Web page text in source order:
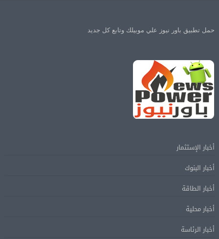
حمل تطبيق باور نيوز علي موبيلك وتابع كل جديد
أخبار الإستثمار
أخبار البنوك
أخبار الطاقة
أخبار محلية
أخبار الرئاسة